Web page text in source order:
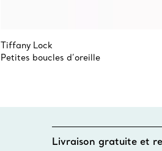
Tiffany Lock
Petites boucles d’oreille
Livraison gratuite et